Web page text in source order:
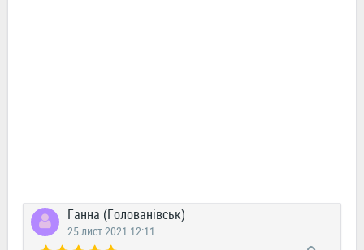
Ганна (Голованівськ)
25 лист 2021 12:11